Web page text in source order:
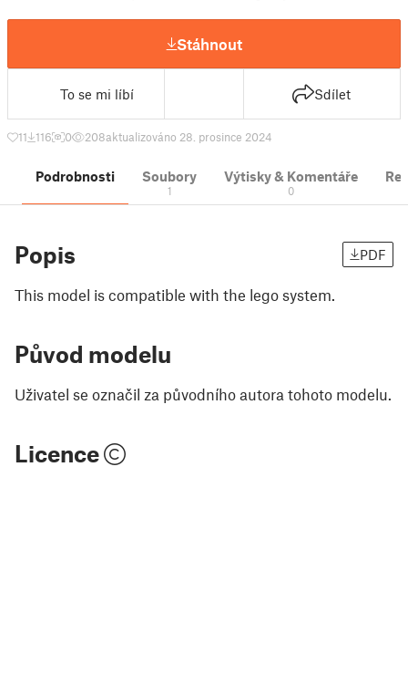
Stáhnout
To se mi líbí Sdílet
11 116 0 208aktualizováno 28. prosince 2024
Podrobnosti Soubory
1
Výtisky & Komentáře
0
Popis PDF
This model is compatible with the lego system.
Původ modelu
Uživatel se označil za původního autora tohoto modelu.
Licence